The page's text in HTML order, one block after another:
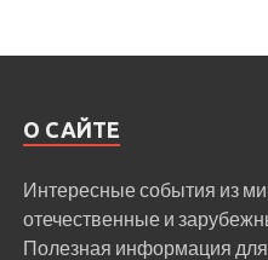
О САЙТЕ
Интересные события из
отечественные и
Полезная информация